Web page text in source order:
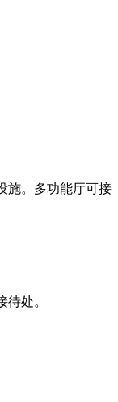
施。多功能厅可接
处。